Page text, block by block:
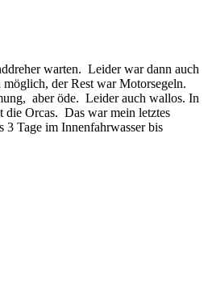
warten. Leider war dann auch
möglich, der Rest war Motorsegeln.
aber öde. Leider auch wallos. In
die Orcas. Das war mein letztes
Tage im Innenfahrwasser bis